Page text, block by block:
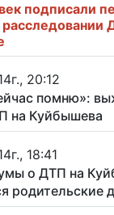
подписали
20:12
помню»:
на Куйбышева
18:41
о ДТП на
родительские